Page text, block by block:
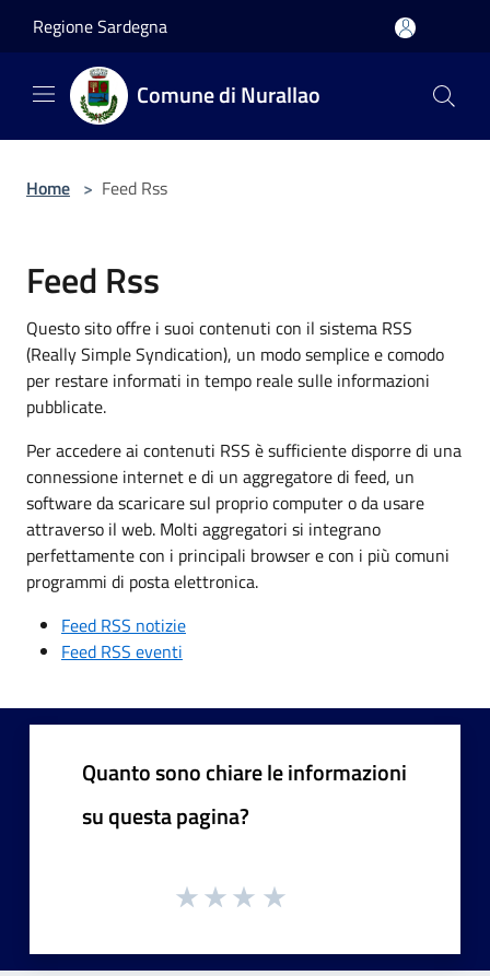
Regione Sardegna
Comune di Nurallao
Home > Feed Rss
Feed Rss
Questo sito offre i suoi contenuti con il sistema RSS
(Really Simple Syndication), un modo semplice e comodo
per restare informati in tempo reale sulle informazioni
pubblicate.
Per accedere ai contenuti RSS è sufficiente disporre di una
connessione internet e di un aggregatore di feed, un
software da scaricare sul proprio computer o da usare
attraverso il web. Molti aggregatori si integrano
perfettamente con i principali browser e con i più comuni
programmi di posta elettronica.
Feed RSS notizie
Feed RSS eventi
Quanto sono chiare le informazioni
su questa pagina?